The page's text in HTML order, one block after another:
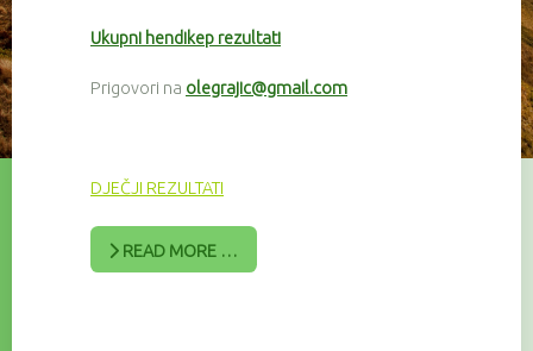
Ukupni hendikep rezultati
Prigovori na olegrajic@gmail.com
DJEČJI REZULTATI
READ MORE …